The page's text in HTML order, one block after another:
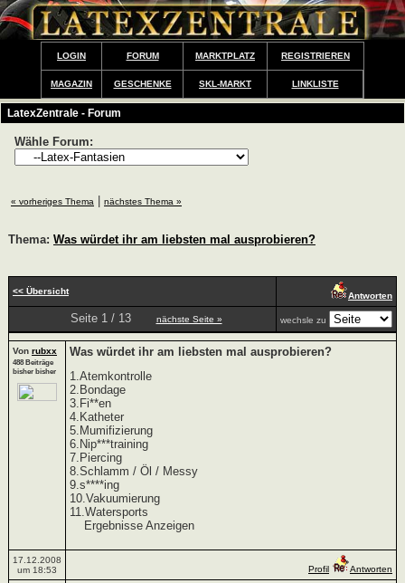
LOGIN FORUM MARKTPLATZ REGISTRIEREN
MAGAZIN GESCHENKE SKL-MARKT LINKLISTE
LatexZentrale - Forum
Wähle Forum:
« vorheriges Thema nächstes Thema »
Thema: Was würdet ihr am liebsten mal ausprobieren?
<< Übersicht Antworten
Seite 1 / 13 nächste Seite » wechsle zu
Von rubxx
488 Beiträge
bisher bisher
Was würdet ihr am liebsten mal ausprobieren?
1.Atemkontrolle
2.Bondage
3.Fi**en
4.Katheter
5.Mumifizierung
6.Nip***training
7.Piercing
8.Schlamm / Öl / Messy
9.s****ing
10.Vakuumierung
11.Watersports
Ergebnisse Anzeigen
17.12.2008
um 18:53
Profil Antworten